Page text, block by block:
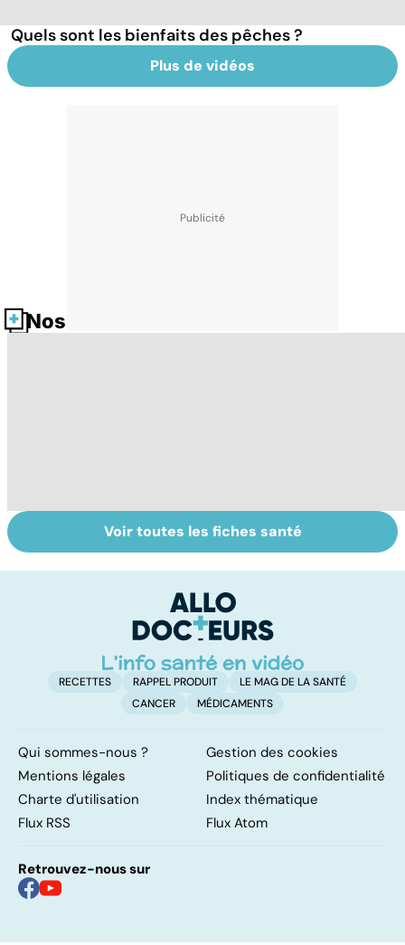
Quels sont les bienfaits des pêches ?
Plus de vidéos
Nos fiches santé
Le magnésium,
un oligo-élément
Intestin irritable :
le régime
solution ?
Voir toutes les fiches santé
RECETTES RAPPEL PRODUIT
LE MAG DE LA SANTÉ
CANCER
MÉDICAMENTS
Qui sommes-nous ?
Gestion des cookies
Mentions légales
Politiques de confidentialité
Charte d'utilisation
Index thématique
Flux RSS
Flux Atom
Retrouvez-nous sur